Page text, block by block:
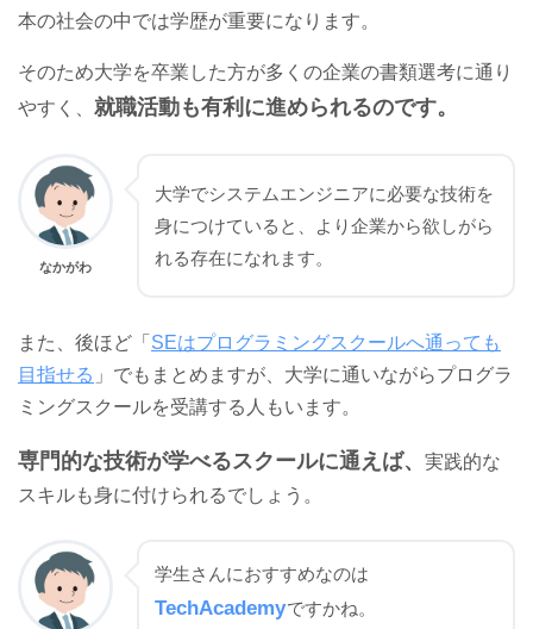
本の社会の中では学歴が重要になります。
そのため大学を卒業した方が多くの企業の書類選考に通り
やすく、 就職活動も有利に進められるのです。
なかがわ
大学でシステムエンジニアに必要な技術を
身につけていると、より企業から欲しがら
れる存在になれます。
また、後ほど「 SEはプログラミングスクールへ通っても
目指せる 」でもまとめますが、大学に通いながらプログラ
ミングスクールを受講する人もいます。
専門的な技術が学べるスクールに通えば、
実践的な
スキルも身に付けられるでしょう。
学生さんにおすすめなのは
TechAcademyですかね。